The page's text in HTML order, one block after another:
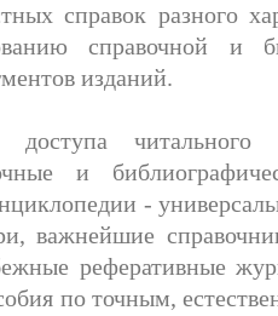
справок разного
справочной и
изданий.
читального
и
-
важнейшие
реферативные
по точным,